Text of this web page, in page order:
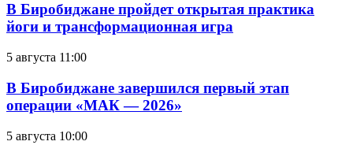
В Биробиджане пройдет открытая практика
йоги и трансформационная игра
5 августа 11:00
В Биробиджане завершился первый этап
операции «МАК — 2026»
5 августа 10:00